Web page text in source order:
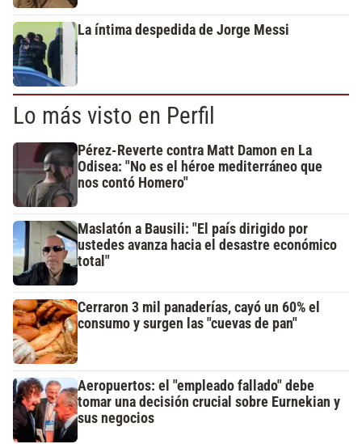
La íntima despedida de Jorge Messi
Lo más visto en Perfil
Pérez-Reverte contra Matt Damon en La
Odisea: "No es el héroe mediterráneo que
nos contó Homero"
Maslatón a Bausili: "El país dirigido por
ustedes avanza hacia el desastre económico
total"
Cerraron 3 mil panaderías, cayó un 60% el
consumo y surgen las "cuevas de pan"
Aeropuertos: el "empleado fallado" debe
tomar una decisión crucial sobre Eurnekian y
sus negocios